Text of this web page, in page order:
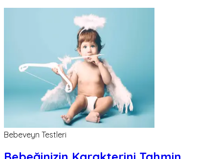
Bebeveyn Testleri